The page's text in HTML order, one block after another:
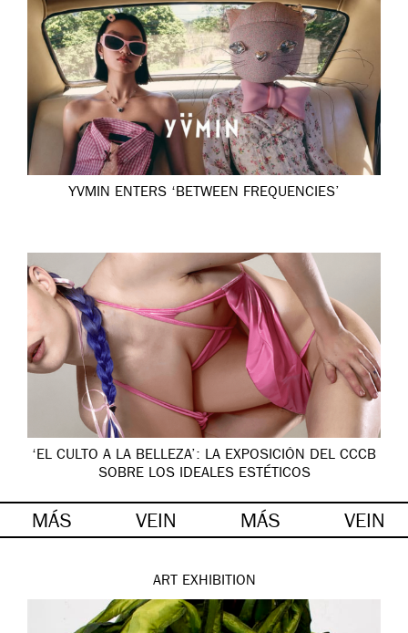
YVMIN ENTERS ‘BETWEEN FREQUENCIES’
‘EL CULTO A LA BELLEZA’: LA EXPOSICIÓN DEL CCCB
SOBRE LOS IDEALES ESTÉTICOS
MÁS VEIN MÁS VEIN
ART EXHIBITION